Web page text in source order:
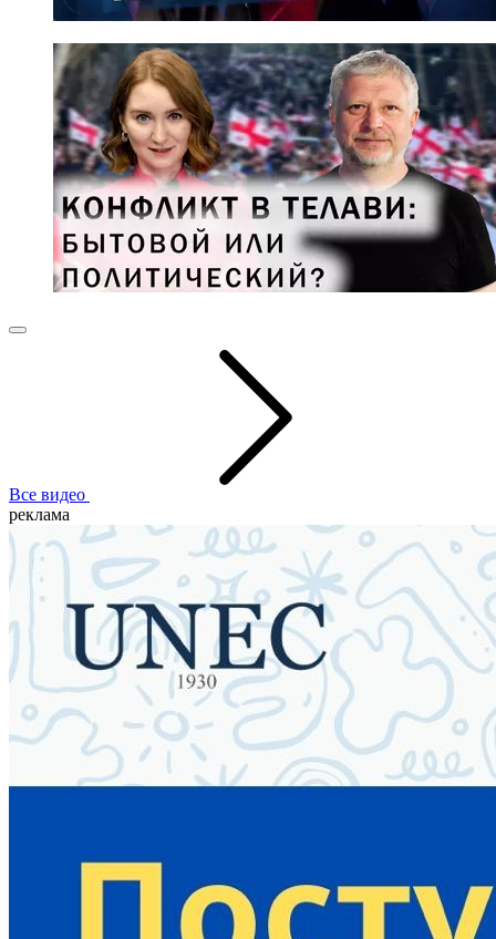
Все видео
реклама